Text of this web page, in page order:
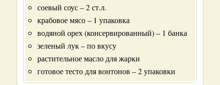
соевый соус – 2 ст.л.
крабовое мясо – 1 упаковка
водяной орех (консервированный) – 1 банка
зеленый лук – по вкусу
растительное масло для жарки
готовое тесто для вонтонов – 2 упаковки